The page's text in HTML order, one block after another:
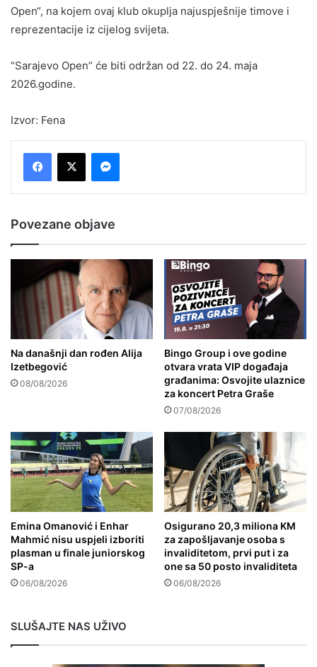
Open“, na kojem ovaj klub okuplja najuspješnije timove i
reprezentacije iz cijelog svijeta.
“Sarajevo Open” će biti održan od 22. do 24. maja
2026.godine.
Izvor: Fena
Povezane objave
Na današnji dan rođen Alija
Izetbegović
08/08/2026
Bingo Group i ove godine
otvara vrata VIP događaja
građanima: Osvojite ulaznice
za koncert Petra Graše
07/08/2026
Emina Omanović i Enhar
Mahmić nisu uspjeli izboriti
plasman u finale juniorskog
SP-a
06/08/2026
Osigurano 20,3 miliona KM
za zapošljavanje osoba s
invaliditetom, prvi put i za
one sa 50 posto invaliditeta
06/08/2026
SLUŠAJTE NAS UŽIVO